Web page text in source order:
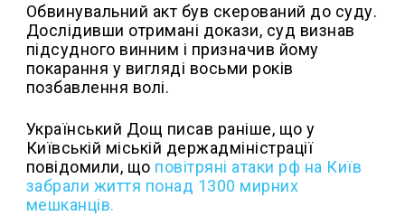
Обвинувальний акт був скерований до суду.
Дослідивши отримані докази, суд визнав
підсудного винним і призначив йому
покарання у вигляді восьми років
позбавлення волі.
Український Дощ писав раніше, що у
Київській міській держадміністрації
повідомили, що повітряні атаки рф на Київ
забрали життя понад 1300 мирних
мешканців.